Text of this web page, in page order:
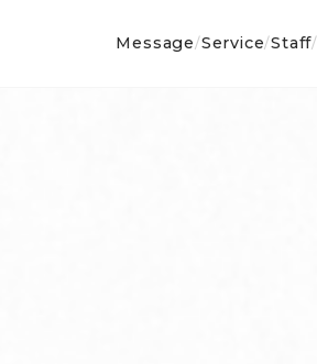
Message/Service/Staff/